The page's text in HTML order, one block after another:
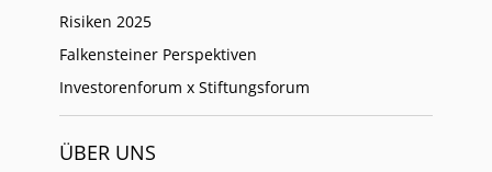
Risiken 2025
Falkensteiner Perspektiven
Investorenforum x Stiftungsforum
ÜBER UNS